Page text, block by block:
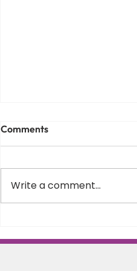
apare, cum il recunosti si
Comments
Write a comment...